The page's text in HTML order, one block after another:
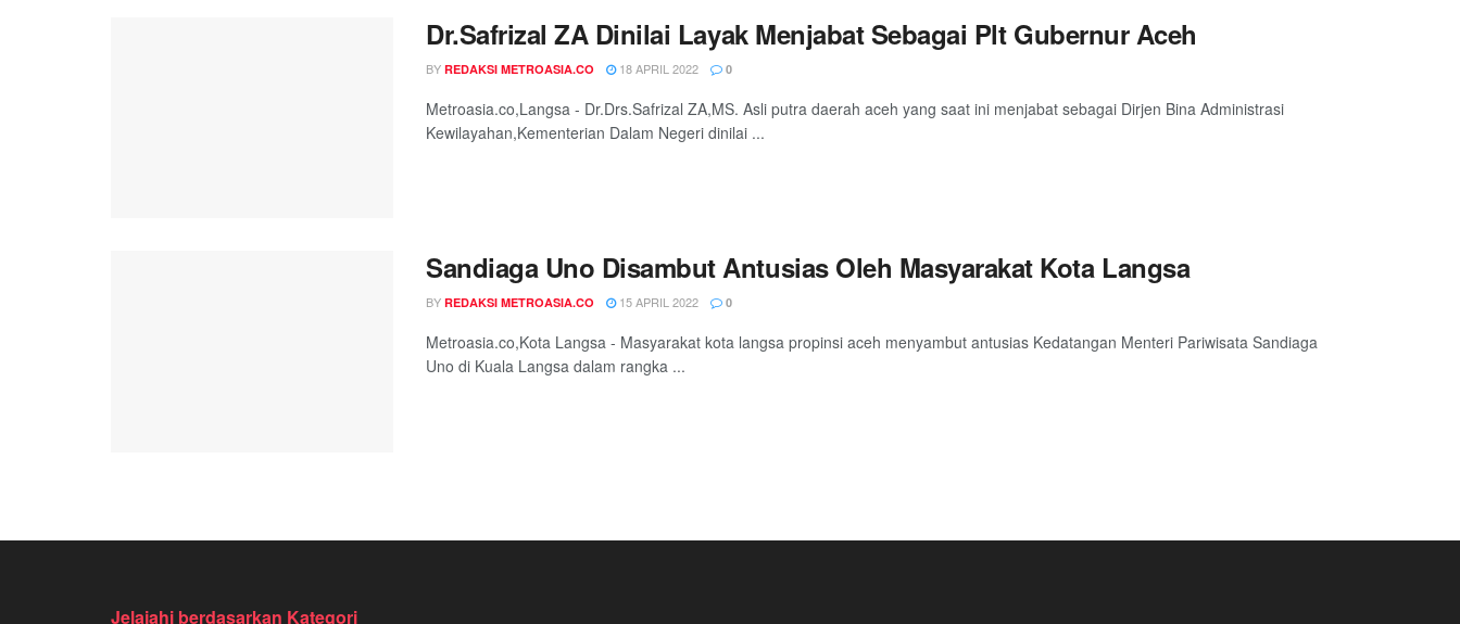
Dr.Safrizal ZA Dinilai Layak Menjabat Sebagai Plt Gubernur Aceh
BY REDAKSI METROASIA.CO 18 APRIL 2022 0
Metroasia.co,Langsa - Dr.Drs.Safrizal ZA,MS. Asli putra daerah aceh yang saat ini menjabat sebagai Dirjen Bina Administrasi
Kewilayahan,Kementerian Dalam Negeri dinilai ...
Sandiaga Uno Disambut Antusias Oleh Masyarakat Kota Langsa
BY REDAKSI METROASIA.CO 15 APRIL 2022 0
Metroasia.co,Kota Langsa - Masyarakat kota langsa propinsi aceh menyambut antusias Kedatangan Menteri Pariwisata Sandiaga
Uno di Kuala Langsa dalam rangka ...
Jelajahi berdasarkan Kategori